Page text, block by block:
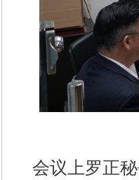
会议上罗正秘